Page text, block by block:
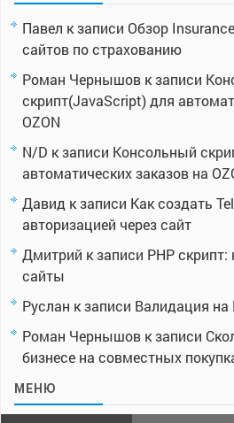
Павел к записи Обзор
сайтов по страхованию
Роман Чернышов к записи
скрипт(JavaScript) для
OZON
N/D к записи Консольный
автоматических заказов на
Давид к записи Как создать
авторизацией через сайт
Дмитрий к записи PHP скрипт:
сайты
Руслан к записи Валидация на
Роман Чернышов к записи
бизнесе на совместных
МЕНЮ